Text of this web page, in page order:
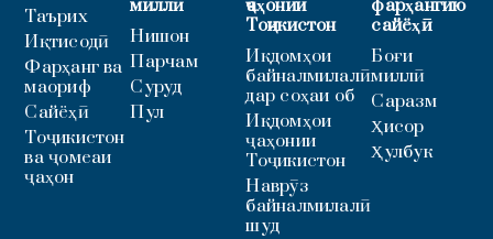
Таърих
Иқтисодӣ
Фарҳанг ва
маориф
Сайёҳӣ
Тоҷикистон
ва ҷомеаи
ҷаҳон
миллӣ
Нишон
Парчам
Суруд
Пул
ҷаҳонии
Тоҷикистон
Иқдомҳои
байналмилалӣ
дар соҳаи об
Иқдомҳои
ҷаҳонии
Тоҷикистон
Наврӯз
байналмилалӣ
шуд
фарҳангию
сайёҳӣ
Боғи
миллӣ
Саразм
Ҳисор
Ҳулбук